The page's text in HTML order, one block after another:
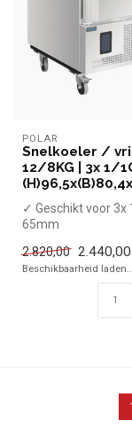
POLAR
Snelkoeler /
12/8KG | 3x 1/
✓ Geschikt voor 3x
65mm
vriezen 8 kg
✓ Koelen...
2.820,00 2.440,00
Beschikbaarheid laden..